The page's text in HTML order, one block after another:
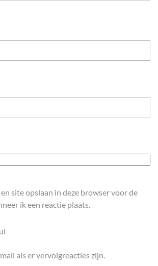
site opslaan in deze browser voor de
ik een reactie plaats.
als er vervolgreacties zijn.